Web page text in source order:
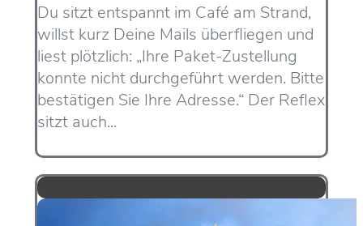
Du sitzt entspannt im Café am Strand,
willst kurz Deine Mails überfliegen und
liest plötzlich: „Ihre Paket-Zustellung
konnte nicht durchgeführt werden. Bitte
bestätigen Sie Ihre Adresse.“ Der Reflex
sitzt auch...